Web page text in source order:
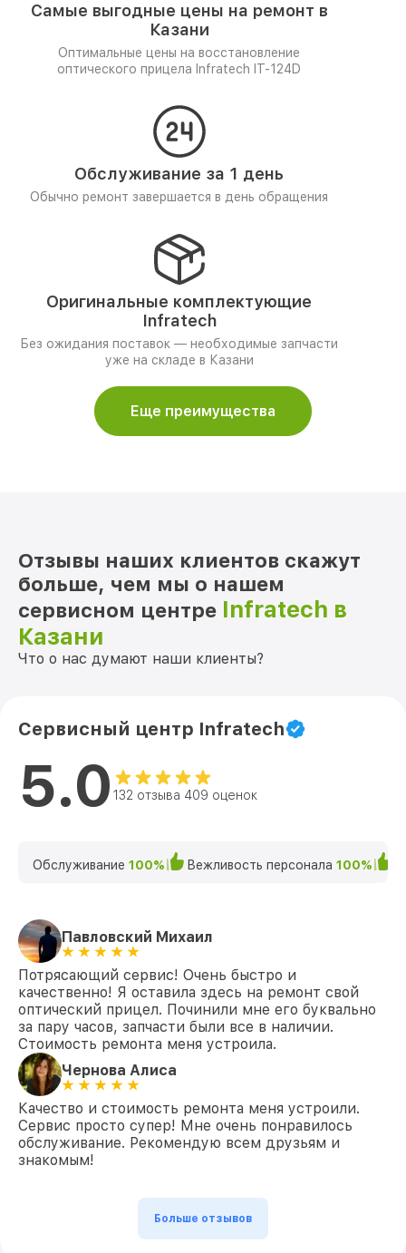
Самые выгодные цены на ремонт в
Казани
Оптимальные цены на восстановление
оптического прицела Infratech IT-124D
Обслуживание за 1 день
Обычно ремонт завершается в день обращения
Оригинальные комплектующие
Infratech
Без ожидания поставок — необходимые запчасти
уже на складе в Казани
Еще преимущества
Отзывы наших клиентов скажут
больше, чем мы о нашем
сервисном центре Infratech в
Казани
Что о нас думают наши клиенты?
Сервисный центр Infratech
5.0 132 отзыва 409 оценок
Обслуживание 100% Вежливость персонала 100%
Павловский Михаил
Потрясающий сервис! Очень быстро и
качественно! Я оставила здесь на ремонт свой
оптический прицел. Починили мне его буквально
за пару часов, запчасти были все в наличии.
Стоимость ремонта меня устроила.
Чернова Алиса
Качество и стоимость ремонта меня устроили.
Сервис просто супер! Мне очень понравилось
обслуживание. Рекомендую всем друзьям и
знакомым!
Больше отзывов